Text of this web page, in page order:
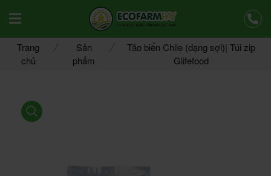
Offcanvas Menu Mobile Open
Trang
chủ
Sản
phẩm
Tảo biển Chile (dạng sợi)| Túi zip
Glifefood
product view